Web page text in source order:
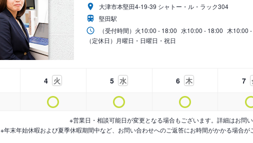
大津市本堅田4-19-39 シャトー・ル・ラック304
堅田駅
（受付時間） 火10:00 - 18:00 水10:00 - 18:00 木10:00
（定休日）月曜日・日曜日・祝日
4 火 5 水 6 木 7
※営業日・相談可能日が変更となる場合もございます。詳細はお問い
※年末年始休暇および夏季休暇期間中など、お問い合わせへのご返答にお時間がかかる場合が